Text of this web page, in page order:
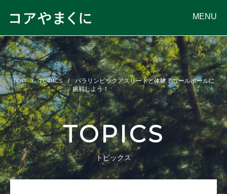
MENU
TOP TOPICS
パラリンピックアスリートと体験！ゴールボールに
挑戦しよう！
TOPICS
トピックス